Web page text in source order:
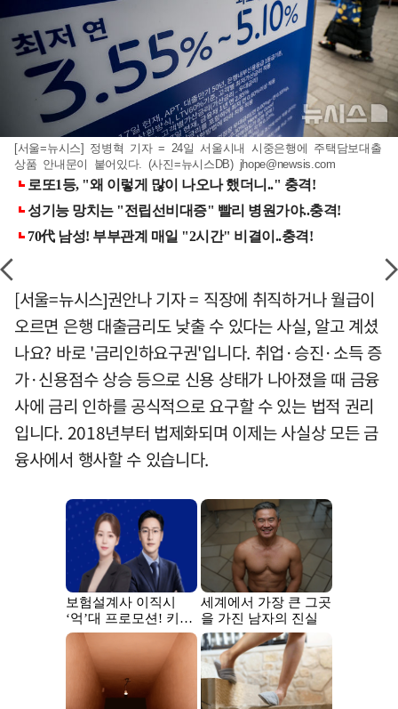
[서울=뉴시스] 정병혁 기자 = 24일 서울시내 시중은행에 주택담보대출
상품 안내문이 붙어있다. (사진=뉴시스DB) jhope@newsis.com
[서울=뉴시스]권안나 기자 = 직장에 취직하거나 월급이
오르면 은행 대출금리도 낮출 수 있다는 사실, 알고 계셨
나요? 바로 '금리인하요구권'입니다. 취업·승진·소득 증
가·신용점수 상승 등으로 신용 상태가 나아졌을 때 금융
사에 금리 인하를 공식적으로 요구할 수 있는 법적 권리
입니다. 2018년부터 법제화되며 이제는 사실상 모든 금
융사에서 행사할 수 있습니다.